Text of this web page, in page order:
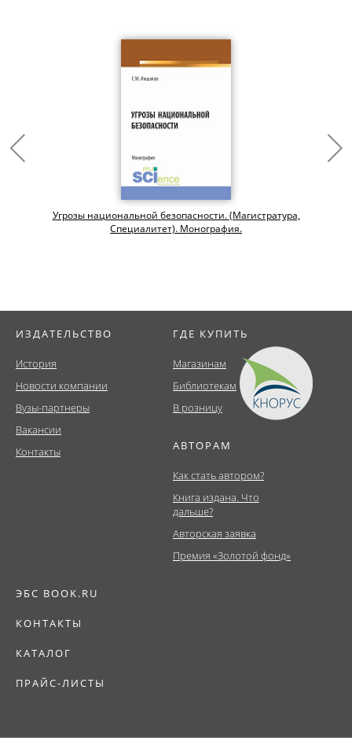
Угрозы национальной безопасности. (Магистратура,
Специалитет). Монография.
ИЗДАТЕЛЬСТВО
История
Новости компании
Вузы-партнеры
Вакансии
Контакты
ГДЕ КУПИТЬ
Магазинам
Библиотекам
В розницу
АВТОРАМ
Как стать автором?
Книга издана. Что
дальше?
Авторская заявка
Премия «Золотой фонд»
ЭБС BOOK.RU
КОНТАКТЫ
КАТАЛОГ
ПРАЙС-ЛИСТЫ